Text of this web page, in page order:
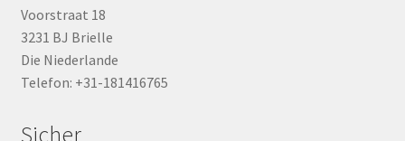
Voorstraat 18
3231 BJ Brielle
Die Niederlande
Telefon: +31-181416765
Sicher